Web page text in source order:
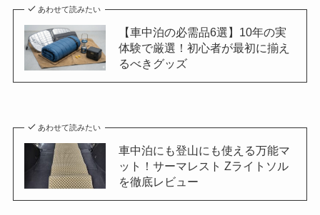
あわせて読みたい
【車中泊の必需品6選】10年の実
体験で厳選！初心者が最初に揃え
るべきグッズ
あわせて読みたい
車中泊にも登山にも使える万能マ
ット！サーマレスト Zライトソル
を徹底レビュー